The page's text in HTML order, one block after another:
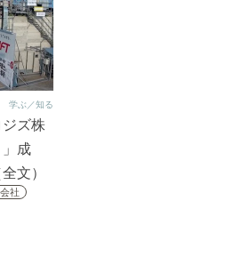
学ぶ／知る
ズ株
成
文）
社